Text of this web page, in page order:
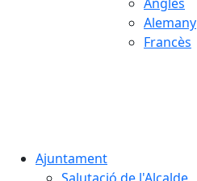
Alemany
Francès
Ajuntament